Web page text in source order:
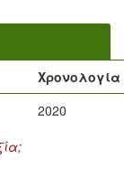
Χρονολογία
;
2020